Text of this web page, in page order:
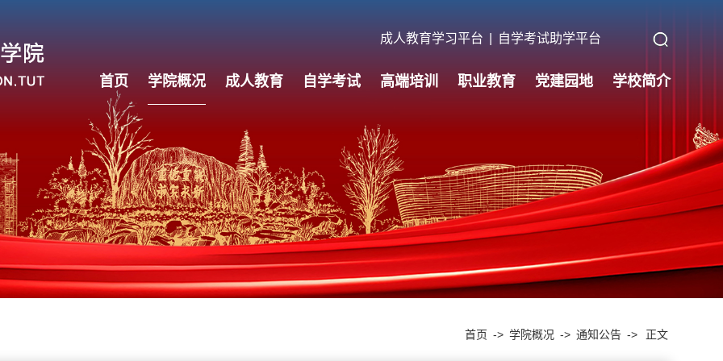
成人教育学习平台 自学考试助学平台
首页 学院概况 成人教育 自学考试 高端培训 职业教育 党建园地 学校简介
首页 -> 学院概况 -> 通知公告 -> 正文